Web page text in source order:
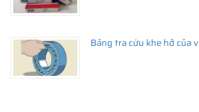
Bảng tra cứu khe hở của